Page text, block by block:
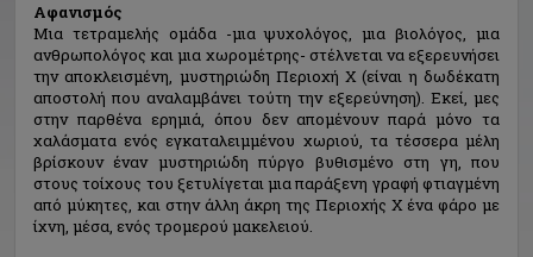
Αφανισμός
Μια τετραμελής ομάδα -μια ψυχολόγος, μια βιολόγος, μια
ανθρωπολόγος και μια χωρομέτρης- στέλνεται να εξερευνήσει
την αποκλεισμένη, μυστηριώδη Περιοχή Χ (είναι η δωδέκατη
αποστολή που αναλαμβάνει τούτη την εξερεύνηση). Εκεί, μες
στην παρθένα ερημιά, όπου δεν απομένουν παρά μόνο τα
χαλάσματα ενός εγκαταλειμμένου χωριού, τα τέσσερα μέλη
βρίσκουν έναν μυστηριώδη πύργο βυθισμένο στη γη, που
στους τοίχους του ξετυλίγεται μια παράξενη γραφή φτιαγμένη
από μύκητες, και στην άλλη άκρη της Περιοχής Χ ένα φάρο με
ίχνη, μέσα, ενός τρομερού μακελειού.